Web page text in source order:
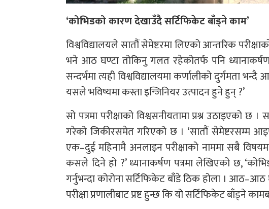
‘कोभिडको कारण देखाउँदै सर्टिफिकेट बाँड्ने काम’
विश्वविद्यालयले सातौं सेमेष्टरमा लिएको आन्तरिक
भने आठ घण्टा तोकिनु गलत रहेकोतर्फ पनि
सन्दर्भमा त्यही विश्वविद्यालयमा कर्णालीको दुर्गमता
यसले भविष्यमा कस्ता इन्जिनियर उत्पादन हुने हुन् ?’
सो पत्रमा परीक्षाको विश्वसनीयतामा प्रश्न उठाइएको छ
गरेको जिकीरसमेत गरिएको छ । ‘सातौं सेमेष्टरसम्म
एक–दुई महिनामै अनलाइन परीक्षाको नाममा सबै
कसले दिने हो ?’ ध्यानाकर्षण पत्रमा लेखिएको छ,
गर्नुभन्दा कोरोना सर्टिफिकेट बाँडे ठिक होला ।
परीक्षा प्रणालीबाट प्रष्ट हुन्छ कि यो सर्टिफिकेट बाँड्ने